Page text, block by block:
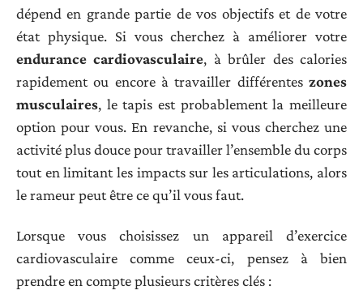
dépend en grande partie de vos objectifs et de votre
état physique. Si vous cherchez à améliorer votre
endurance cardiovasculaire, à brûler des calories
rapidement ou encore à travailler différentes zones
musculaires, le tapis est probablement la meilleure
option pour vous. En revanche, si vous cherchez une
activité plus douce pour travailler l’ensemble du corps
tout en limitant les impacts sur les articulations, alors
le rameur peut être ce qu’il vous faut.
Lorsque vous choisissez un appareil d’exercice
cardiovasculaire comme ceux-ci, pensez à bien
prendre en compte plusieurs critères clés :